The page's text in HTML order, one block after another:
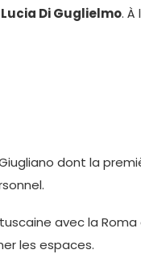
Lucia Di Guglielmo. À
dont la
avec la
les espaces.